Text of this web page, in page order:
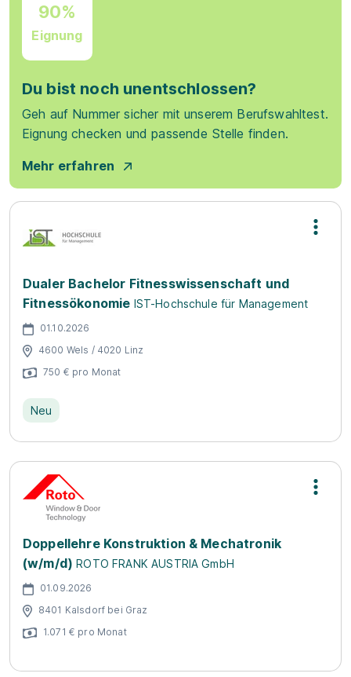
90%
Eignung
Du bist noch unentschlossen?
Geh auf Nummer sicher mit unserem Berufswahltest.
Eignung checken und passende Stelle finden.
Mehr erfahren
Dualer Bachelor Fitnesswissenschaft und
Fitnessökonomie IST-Hochschule für Management
01.10.2026
4600 Wels / 4020 Linz
750 € pro Monat
Neu
Doppellehre Konstruktion & Mechatronik
(w/m/d) ROTO FRANK AUSTRIA GmbH
01.09.2026
8401 Kalsdorf bei Graz
1.071 € pro Monat